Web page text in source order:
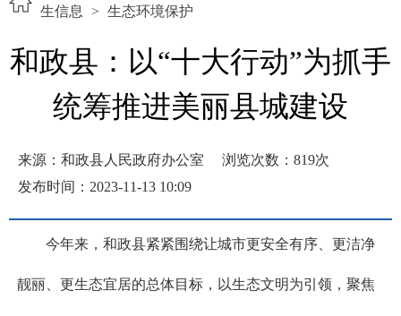
生信息
> 生态环境保护
和政县：以“十大行动”为抓手
统筹推进美丽县城建设
来源：和政县人民政府办公室 浏览次数： 819次
发布时间：2023-11-13 10:09
今年来，和政县紧紧围绕让城市更安全有序、更洁净
靓丽、更生态宜居的总体目标，以生态文明为引领，聚焦